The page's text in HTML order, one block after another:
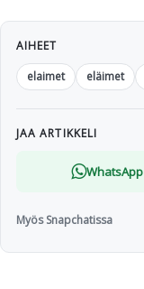
AIHEET
elaimet
eläimet
JAA ARTIKKELI
WhatsApp
Myös Snapchatissa